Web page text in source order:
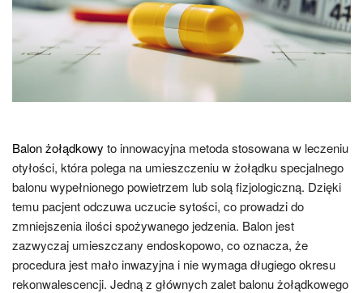
Balon żołądkowy to innowacyjna metoda stosowana w leczeniu
otyłości, która polega na umieszczeniu w żołądku specjalnego
balonu wypełnionego powietrzem lub solą fizjologiczną. Dzięki
temu pacjent odczuwa uczucie sytości, co prowadzi do
zmniejszenia ilości spożywanego jedzenia. Balon jest
zazwyczaj umieszczany endoskopowo, co oznacza, że
procedura jest mało inwazyjna i nie wymaga długiego okresu
rekonwalescencji. Jedną z głównych zalet balonu żołądkowego